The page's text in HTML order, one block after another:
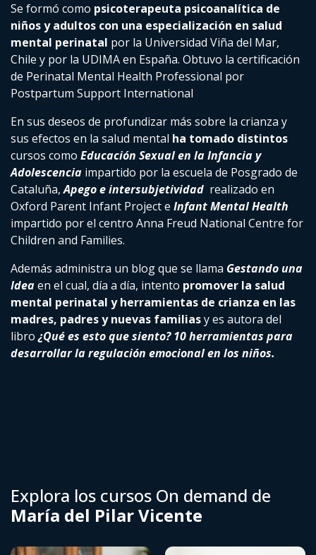
Se formó como psicoterapeuta psicoanalítica de
niños y adultos con una especialización en salud
mental perinatal por la Universidad Viña del Mar,
Chile y por la UDIMA en España. Obtuvo la certificación
de Perinatal Mental Health Professional por
Postpartum Support International
En sus deseos de profundizar más sobre la crianza y
sus efectos en la salud mental ha tomado distintos
cursos como Educación Sexual en la Infancia y
Adolescencia impartido por la escuela de Posgrado de
Cataluña,Apego e intersubjetividad realizado en
Oxford Parent Infant Project e Infant Mental Health
impartido por el centro Anna Freud National Centre for
Children and Families.
Además administra un blog que se llama Gestando una
Ideaen el cual, día a día, intento promover la salud
mental perinatal y herramientas de crianza en las
madres, padres y nuevas familiasy es autora del
libro¿Qué es esto que siento? 10 herramientas para
desarrollar la regulación emocional en los niños.
Explora los cursos On demand de
María del Pilar Vicente